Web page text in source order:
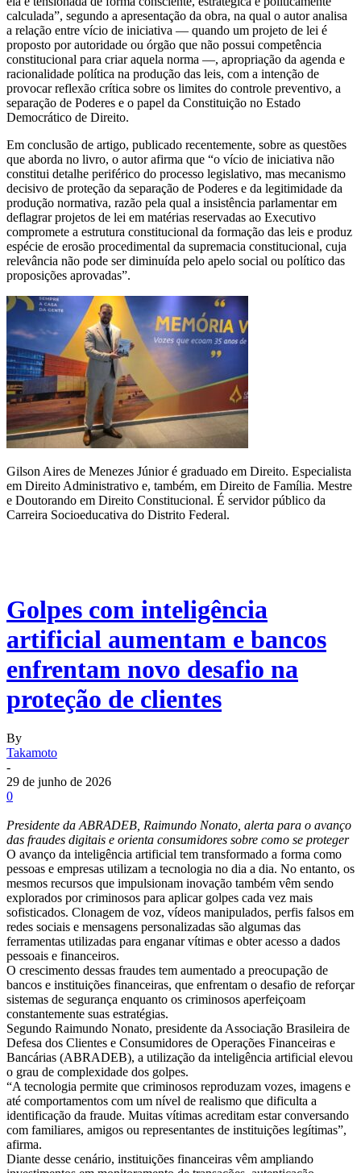
calculada”, segundo a apresentação da obra, na qual o autor analisa
a relação entre vício de iniciativa — quando um projeto de lei é
proposto por autoridade ou órgão que não possui competência
constitucional para criar aquela norma —, apropriação da agenda e
racionalidade política na produção das leis, com a intenção de
provocar reflexão crítica sobre os limites do controle preventivo, a
separação de Poderes e o papel da Constituição no Estado
Democrático de Direito.
Em conclusão de artigo, publicado recentemente, sobre as questões
que aborda no livro, o autor afirma que “o vício de iniciativa não
constitui detalhe periférico do processo legislativo, mas mecanismo
decisivo de proteção da separação de Poderes e da legitimidade da
produção normativa, razão pela qual a insistência parlamentar em
deflagrar projetos de lei em matérias reservadas ao Executivo
compromete a estrutura constitucional da formação das leis e produz
espécie de erosão procedimental da supremacia constitucional, cuja
relevância não pode ser diminuída pelo apelo social ou político das
proposições aprovadas”.
Gilson Aires de Menezes Júnior é graduado em Direito. Especialista
em Direito Administrativo e, também, em Direito de Família. Mestre
e Doutorando em Direito Constitucional. É servidor público da
Carreira Socioeducativa do Distrito Federal.
Golpes com inteligência
artificial aumentam e bancos
enfrentam novo desafio na
proteção de clientes
By
Takamoto
-
29 de junho de 2026
0
Presidente da ABRADEB, Raimundo Nonato, alerta para o avanço
das fraudes digitais e orienta consumidores sobre como se proteger
O avanço da inteligência artificial tem transformado a forma como
pessoas e empresas utilizam a tecnologia no dia a dia. No entanto, os
mesmos recursos que impulsionam inovação também vêm sendo
explorados por criminosos para aplicar golpes cada vez mais
sofisticados. Clonagem de voz, vídeos manipulados, perfis falsos em
redes sociais e mensagens personalizadas são algumas das
ferramentas utilizadas para enganar vítimas e obter acesso a dados
pessoais e financeiros.
O crescimento dessas fraudes tem aumentado a preocupação de
bancos e instituições financeiras, que enfrentam o desafio de reforçar
sistemas de segurança enquanto os criminosos aperfeiçoam
constantemente suas estratégias.
Segundo Raimundo Nonato, presidente da Associação Brasileira de
Defesa dos Clientes e Consumidores de Operações Financeiras e
Bancárias (ABRADEB), a utilização da inteligência artificial elevou
o grau de complexidade dos golpes.
“A tecnologia permite que criminosos reproduzam vozes, imagens e
até comportamentos com um nível de realismo que dificulta a
identificação da fraude. Muitas vítimas acreditam estar conversando
com familiares, amigos ou representantes de instituições legítimas”,
afirma.
Diante desse cenário, instituições financeiras vêm ampliando